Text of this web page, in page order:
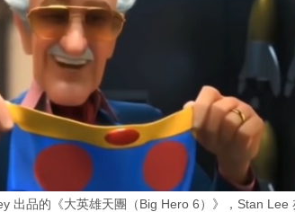
出品的《大英雄天團（Big Hero 6）》，Stan Lee